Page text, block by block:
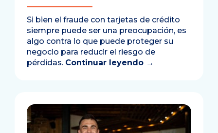
Si bien el fraude con tarjetas de crédito
siempre puede ser una preocupación, es
algo contra lo que puede proteger su
negocio para reducir el riesgo de
pérdidas. Continuar leyendo →